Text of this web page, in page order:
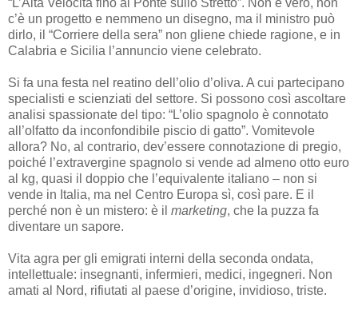
c’è un progetto e nemmeno un disegno, ma il ministro può
dirlo, il “Corriere della sera” non gliene chiede ragione, e in
Calabria e Sicilia l’annuncio viene celebrato.
Si fa una festa nel reatino dell’olio d’oliva. A cui partecipano
specialisti e scienziati del settore. Si possono così ascoltare
analisi spassionate del tipo: “L’olio spagnolo è connotato
all’olfatto da inconfondibile piscio di gatto”. Vomitevole
allora? No, al contrario, dev’essere connotazione di pregio,
poiché l’extravergine spagnolo si vende ad almeno otto euro
al kg, quasi il doppio che l’equivalente italiano – non si
vende in Italia, ma nel Centro Europa sì, così pare. E il
perché non è un mistero: è il marketing, che la puzza fa
diventare un sapore.
Vita agra per gli emigrati interni della seconda ondata,
intellettuale: insegnanti, infermieri, medici, ingegneri. Non
amati al Nord, rifiutati al paese d’origine, invidioso, triste.